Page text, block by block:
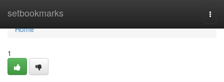
setbookmarks
Home
Home
1